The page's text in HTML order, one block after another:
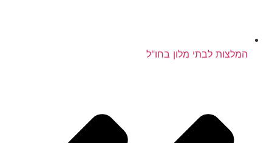
המלצות לבתי מלון בחו"ל